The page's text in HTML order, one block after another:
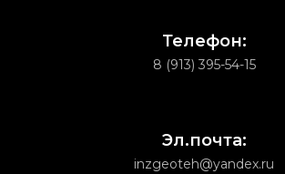
Телефон:
8 (913) 395-54-15
Эл.почта:
inzgeoteh@yandex.ru